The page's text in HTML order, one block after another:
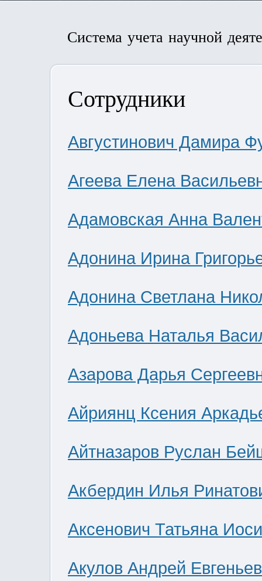
Система учета научной
Сотрудники
Августинович Дамира
Агеева Елена
Адамовская Анна
Адонина Ирина
Адонина Светлана
Адоньева Наталья
Азарова Дарья
Айриянц Ксения
Айтназаров Руслан
Акбердин Илья
Аксенович Татьяна
Акулов Андрей